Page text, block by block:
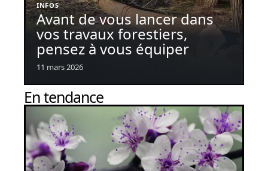
INFOS
Avant de vous lancer dans
vos travaux forestiers,
pensez à vous équiper
11 mars 2026
En tendance